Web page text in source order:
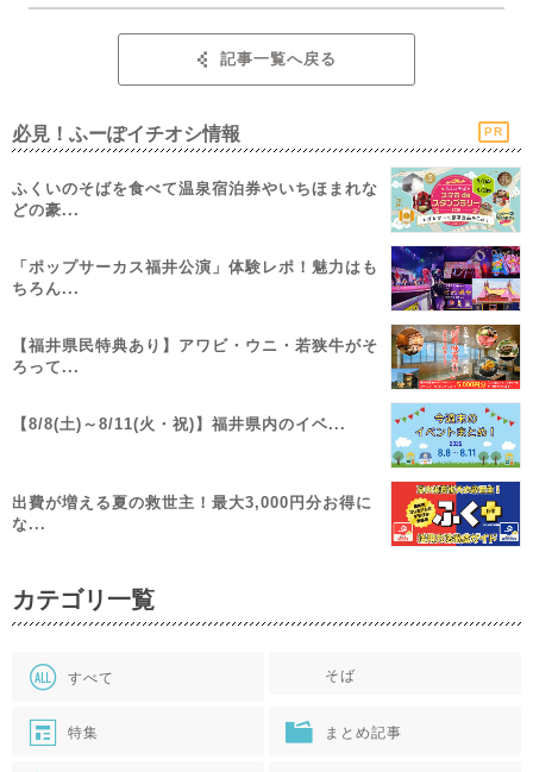
記事一覧へ戻る
必見！ふーぽイチオシ情報 PR
ふくいのそばを食べて温泉宿泊券やいちほまれな
どの豪...
「ポップサーカス福井公演」体験レポ！魅力はも
ちろん...
【福井県民特典あり】アワビ・ウニ・若狭牛がそ
ろって...
【8/8(土)～8/11(火・祝)】福井県内のイベ...
出費が増える夏の救世主！最大3,000円分お得に
な...
カテゴリ一覧
すべて そば
特集 まとめ記事